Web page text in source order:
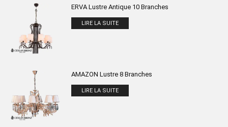
ERVA Lustre Antique 10 Branches
LIRE LA SUITE
AMAZON Lustre 8 Branches
LIRE LA SUITE